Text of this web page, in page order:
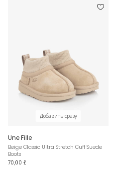
Добавить сразу
Une Fille
Beige Classic Ultra Stretch Cuff Suede
Boots
70,00 £